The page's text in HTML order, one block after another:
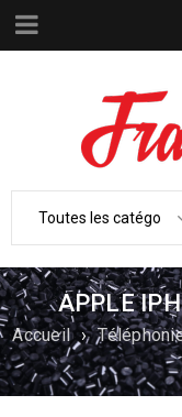
APPLE
Accueil ›